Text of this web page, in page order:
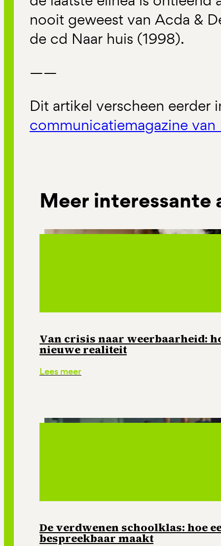
nooit geweest van Acda &
de cd Naar huis (1998).
——
Dit artikel verscheen eerder
communicatiemagazine van
Meer interessante
Van crisis naar weerbaarheid:
nieuwe realiteit
Lees meer
De verdwenen schoolklas: hoe
bespreekbaar maakt